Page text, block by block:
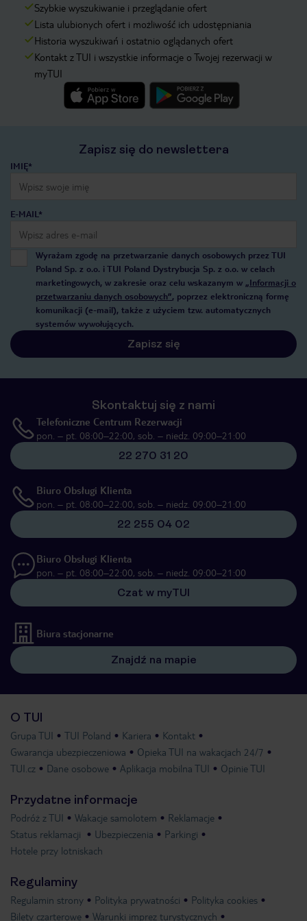
Szybkie wyszukiwanie i przeglądanie ofert
Lista ulubionych ofert i możliwość ich udostępniania
Historia wyszukiwań i ostatnio oglądanych ofert
Kontakt z TUI i wszystkie informacje o Twojej rezerwacji w
myTUI
Zapisz się do newslettera
IMIĘ*
E-MAIL*
Wyrażam zgodę na przetwarzanie danych osobowych przez TUI
Poland Sp. z o.o. i TUI Poland Dystrybucja Sp. z o.o. w celach
marketingowych, w zakresie oraz celu wskazanym w „Informacji o
przetwarzaniu danych osobowych”, poprzez elektroniczną formę
komunikacji (e-mail), także z użyciem tzw. automatycznych
systemów wywołujących.
Zapisz się
Skontaktuj się z nami
Telefoniczne Centrum Rezerwacji
pon. – pt. 08:00–22:00, sob. – niedz. 09:00–21:00
22 270 31 20
Biuro Obsługi Klienta
pon. – pt. 08:00–22:00, sob. – niedz. 09:00–21:00
22 255 04 02
Biuro Obsługi Klienta
pon. – pt. 08:00–22:00, sob. – niedz. 09:00–21:00
Czat w myTUI
Biura stacjonarne
Znajdź na mapie
O TUI
Grupa TUI TUI Poland Kariera
Kontakt
Gwarancja ubezpieczeniowa
Opieka TUI na wakacjach 24/7
TUI.cz
Dane osobowe Aplikacja mobilna TUI Opinie TUI
Przydatne informacje
Podróż z TUI Wakacje samolotem
Reklamacje
Status reklamacji
Ubezpieczenia
Parkingi
Hotele przy lotniskach
Regulaminy
Regulamin strony Polityka prywatności
Polityka cookies
Bilety czarterowe
Warunki imprez turystycznych